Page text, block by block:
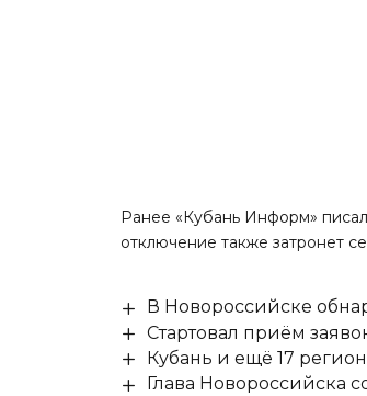
Ранее «Кубань Информ» писал
отключение также затронет
В Новороссийске
Стартовал приём
Кубань и ещё 17
Глава Новороссийска